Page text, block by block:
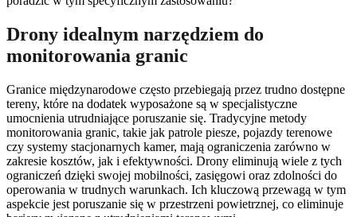
Drony idealnym narzędziem do
monitorowania granic
Granice międzynarodowe często przebiegają przez trudno dostępne
tereny, które na dodatek wyposażone są w specjalistyczne
umocnienia utrudniające poruszanie się. Tradycyjne metody
monitorowania granic, takie jak patrole piesze, pojazdy terenowe
czy systemy stacjonarnych kamer, mają ograniczenia zarówno w
zakresie kosztów, jak i efektywności. Drony eliminują wiele z tych
ograniczeń dzięki swojej mobilności, zasięgowi oraz zdolności do
operowania w trudnych warunkach. Ich kluczową przewagą w tym
aspekcie jest poruszanie się w przestrzeni powietrznej, co eliminuje